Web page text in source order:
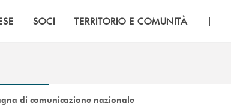
SOCI TERRITORIO E COMUNITÀ |
di comunicazione nazionale